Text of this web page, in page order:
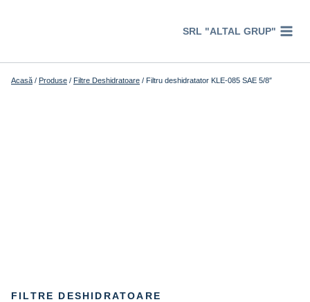
SRL "ALTAL GRUP"
Acasă / Produse / Filtre Deshidratoare / Filtru deshidratator KLE-085 SAE 5/8″
FILTRE DESHIDRATOARE